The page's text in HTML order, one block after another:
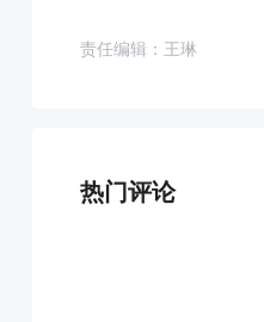
责任编辑：王琳
热门评论